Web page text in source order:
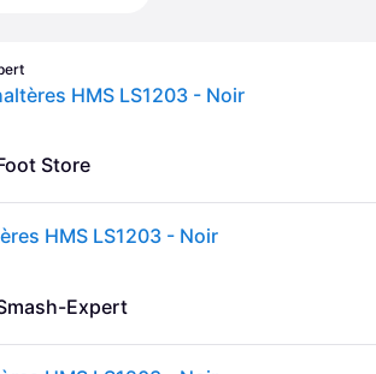
HMS LS1203 - Noir
Store
HMS LS1203 - Noir
Expert